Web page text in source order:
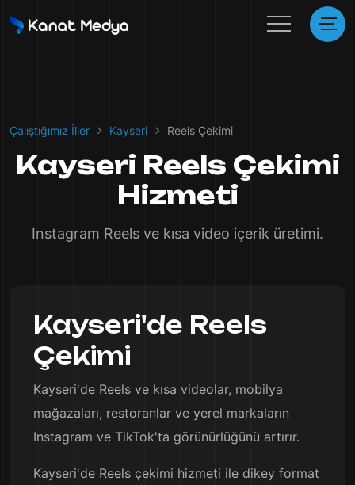
Çalıştığımız İller Kayseri Reels Çekimi
Kayseri Reels Çekimi
Hizmeti
Instagram Reels ve kısa video içerik üretimi.
Kayseri'de Reels
Çekimi
Kayseri'de Reels ve kısa videolar, mobilya
mağazaları, restoranlar ve yerel markaların
Instagram ve TikTok'ta görünürlüğünü artırır.
Kayseri'de Reels çekimi hizmeti ile dikey format